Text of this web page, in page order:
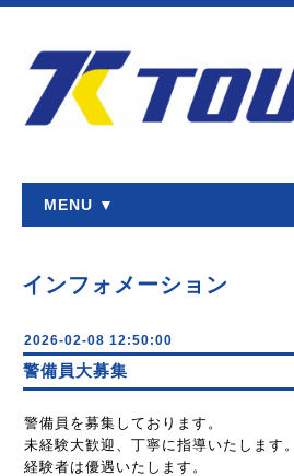
MENU ▼
インフォメーション
2026-02-08 12:50:00
警備員大募集
警備員を募集しております。
未経験大歓迎、丁寧に指導いたします。
経験者は優遇いたします。